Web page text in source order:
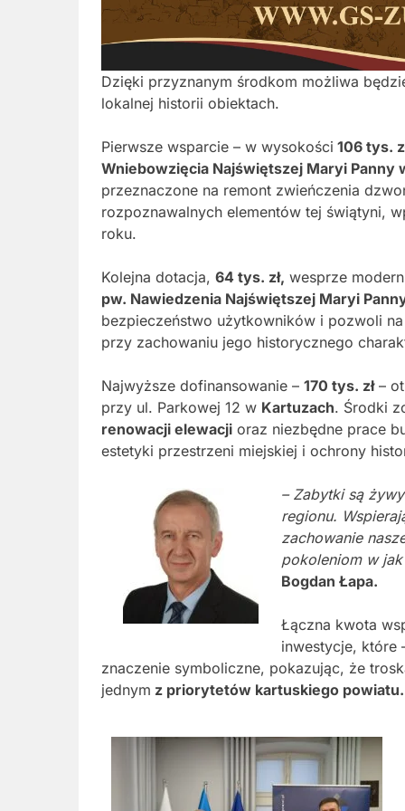
Dzięki przyznanym środkom możliwa
lokalnej historii obiektach.
Pierwsze wsparcie – w wysokości 106 tys.
Wniebowzięcia Najświętszej Maryi Panny
przeznaczone na remont zwieńczenia
rozpoznawalnych elementów tej świątyni,
roku.
Kolejna dotacja, 64 tys. zł, wesprze
pw. Nawiedzenia Najświętszej Maryi
bezpieczeństwo użytkowników i pozwoli
przy zachowaniu jego historycznego
Najwyższe dofinansowanie – 170 tys. zł–
przy ul. Parkowej 12 w Kartuzach. Środki
renowacji elewacji oraz niezbędne prace
estetyki przestrzeni miejskiej i ochrony
– Zabytki są
regionu.
zachowanie
pokoleniom w
Bogdan Łapa.
Łączna kwota
inwestycje, które
znaczenie symboliczne, pokazując, że
jednym z priorytetów kartuskiego powiatu.